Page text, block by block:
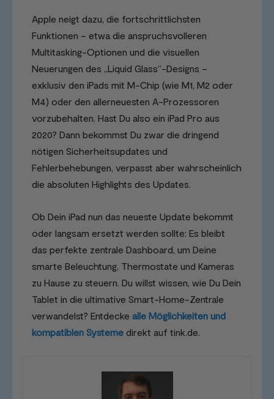
Apple neigt dazu, die fortschrittlichsten
Funktionen – etwa die anspruchsvolleren
Multitasking-Optionen und die visuellen
Neuerungen des „Liquid Glass“-Designs –
exklusiv den iPads mit M-Chip (wie M1, M2 oder
M4) oder den allerneuesten A-Prozessoren
vorzubehalten. Hast Du also ein iPad Pro aus
2020? Dann bekommst Du zwar die dringend
nötigen Sicherheitsupdates und
Fehlerbehebungen, verpasst aber wahrscheinlich
die absoluten Highlights des Updates.
Ob Dein iPad nun das neueste Update bekommt
oder langsam ersetzt werden sollte: Es bleibt
das perfekte zentrale Dashboard, um Deine
smarte Beleuchtung, Thermostate und Kameras
zu Hause zu steuern. Du willst wissen, wie Du Dein
Tablet in die ultimative Smart-Home-Zentrale
verwandelst? Entdecke alle Möglichkeiten und
kompatiblen Systeme direkt auf tink.de.